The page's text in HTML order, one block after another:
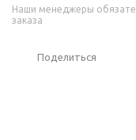
Наши менеджеры
заказа
Поделиться